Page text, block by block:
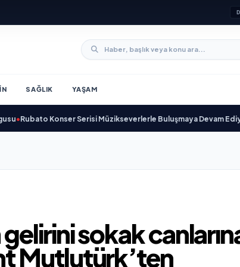
SAĞLIK YAŞAM
Konser Serisi Müzikseverlerle Buluşmaya Devam Ediyor•
sokak
Mutlutürk’ten